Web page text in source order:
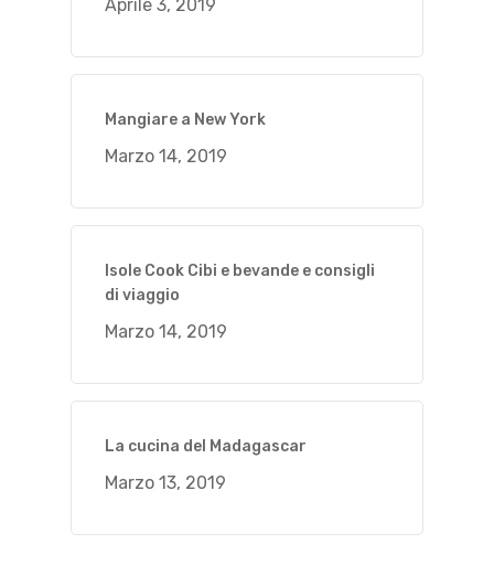
Aprile 3, 2019
Mangiare a New York
Marzo 14, 2019
Isole Cook Cibi e bevande e consigli
di viaggio
Marzo 14, 2019
La cucina del Madagascar
Marzo 13, 2019